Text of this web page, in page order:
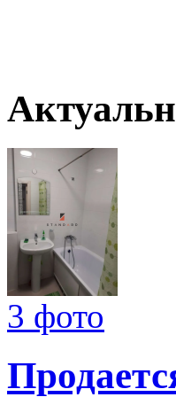
3 фото